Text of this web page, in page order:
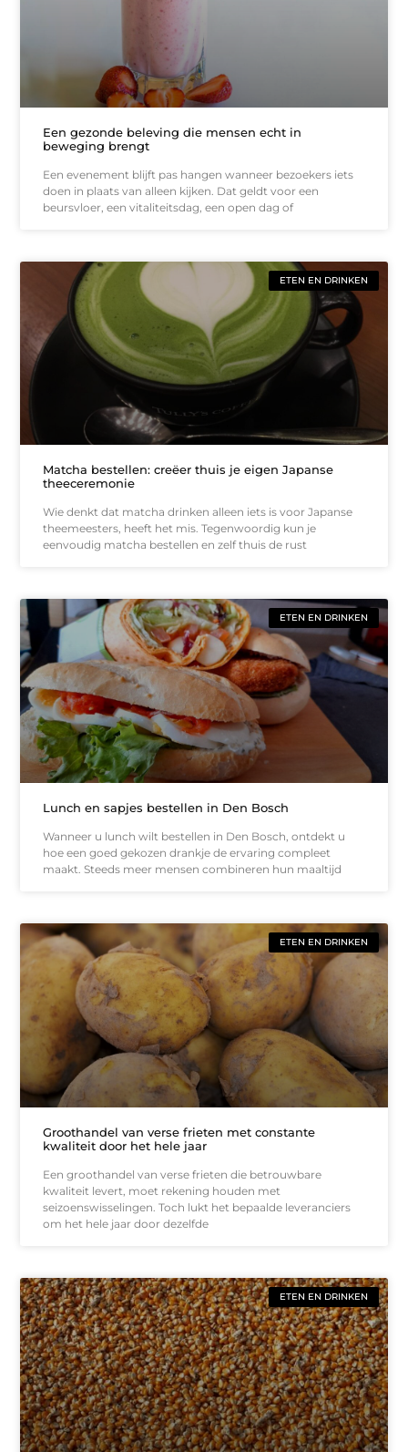
Een gezonde beleving die mensen echt in
beweging brengt
Een evenement blijft pas hangen wanneer bezoekers iets
doen in plaats van alleen kijken. Dat geldt voor een
beursvloer, een vitaliteitsdag, een open dag of
ETEN EN DRINKEN
Matcha bestellen: creëer thuis je eigen Japanse
theeceremonie
Wie denkt dat matcha drinken alleen iets is voor Japanse
theemeesters, heeft het mis. Tegenwoordig kun je
eenvoudig matcha bestellen en zelf thuis de rust
ETEN EN DRINKEN
Lunch en sapjes bestellen in Den Bosch
Wanneer u lunch wilt bestellen in Den Bosch, ontdekt u
hoe een goed gekozen drankje de ervaring compleet
maakt. Steeds meer mensen combineren hun maaltijd
ETEN EN DRINKEN
Groothandel van verse frieten met constante
kwaliteit door het hele jaar
Een groothandel van verse frieten die betrouwbare
kwaliteit levert, moet rekening houden met
seizoenswisselingen. Toch lukt het bepaalde leveranciers
om het hele jaar door dezelfde
ETEN EN DRINKEN